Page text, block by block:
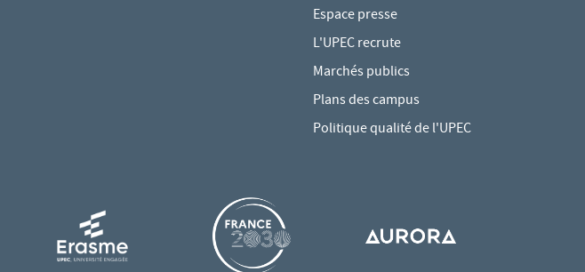
Espace presse
L'UPEC recrute
Marchés publics
Plans des campus
Politique qualité de l'UPEC